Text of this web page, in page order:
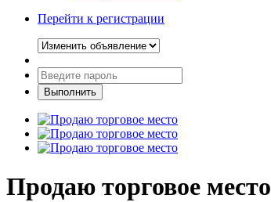
Перейти к регистрации
Продаю торговое место